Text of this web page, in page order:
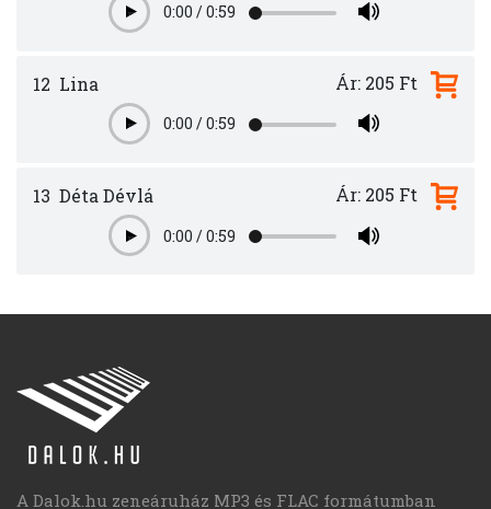
Play0:00 /0:59
12 Lina
Play0:00 /0:59
Ár: 205 Ft
13 Déta Dévlá
Play0:00 /0:59
Ár: 205 Ft
A Dalok.hu zeneáruház MP3 és FLAC formátumban